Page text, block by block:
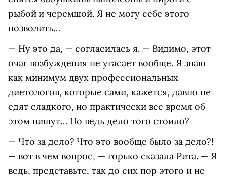
рыбой и черемшой. Я не могу себе этого
позволить…
— Ну это да, — согласилась я. — Видимо, этот
очаг возбуждения не угасает вообще. Я знаю
как минимум двух профессиональных
диетологов, которые сами, кажется, давно не
едят сладкого, но практически все время об
этом пишут… Но ведь дело того стоило?
— Что за дело? Что это вообще было за дело?!
— вот в чем вопрос, — горько сказала Рита. — Я
ведь, представьте, так до сих пор этого и не